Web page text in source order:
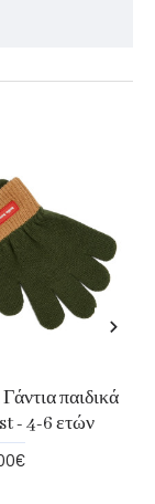
παιδικά
- 4-6 ετών